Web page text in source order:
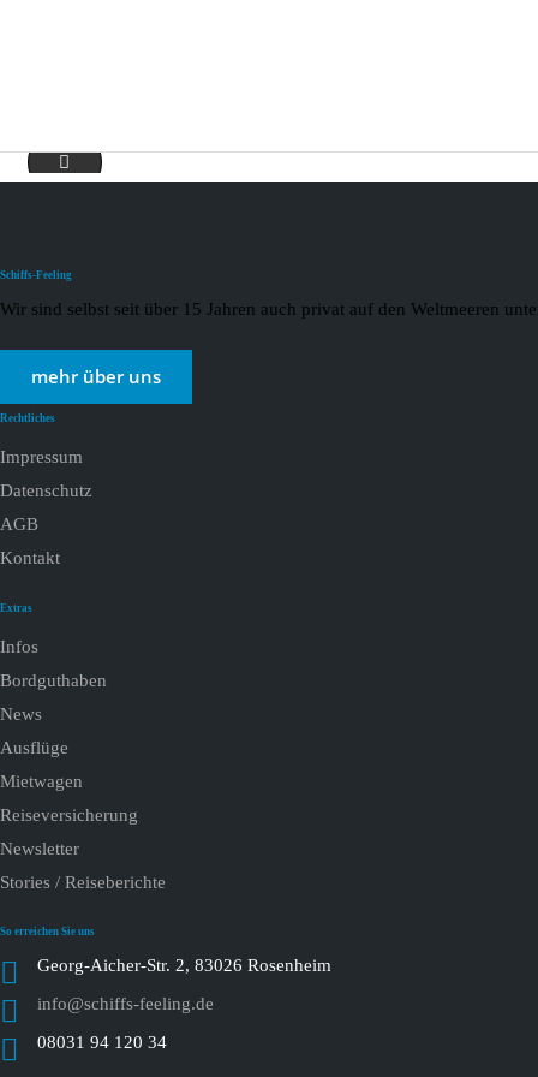
USA-Universal-Studios-Hulk4
Schiffs-Feeling
Wir sind selbst seit über 15 Jahren auch privat auf den Weltmeeren
mehr über uns
Rechtliches
Impressum
Datenschutz
AGB
Kontakt
Extras
Infos
Bordguthaben
News
Ausflüge
Mietwagen
Reiseversicherung
Newsletter
Stories / Reiseberichte
So erreichen Sie uns
Georg-Aicher-Str. 2, 83026 Rosenheim
info@schiffs-feeling.de
08031 94 120 34